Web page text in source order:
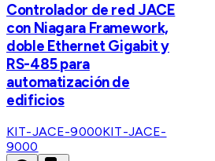
Controlador de red JACE
con Niagara Framework,
doble Ethernet Gigabit y
RS-485 para
automatización de
edificios
KIT-JACE-9000KIT-JACE-
9000